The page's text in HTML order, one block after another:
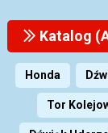
Katalog
Honda
Tor